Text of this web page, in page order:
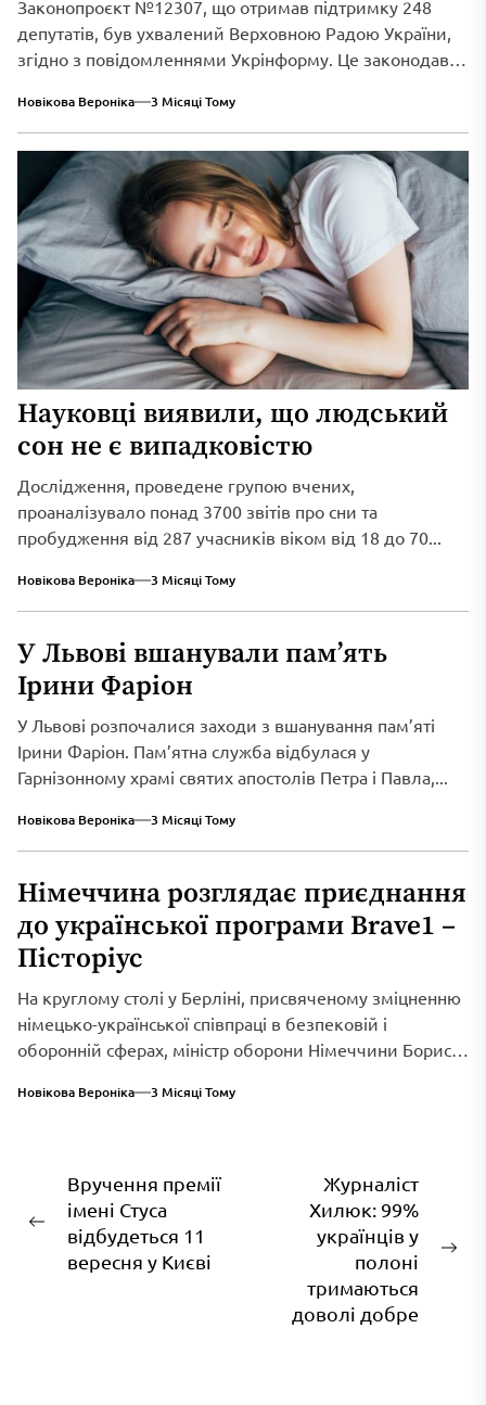
Законопроєкт №12307, що отримав підтримку 248
депутатів, був ухвалений Верховною Радою України,
згідно з повідомленнями Укрінформу. Це законодавче
Новікова Вероніка 3 Місяці Тому
Науковці виявили, що людський
сон не є випадковістю
Дослідження, проведене групою вчених,
проаналізувало понад 3700 звітів про сни та
пробудження від 287 учасників віком від 18 до 70...
Новікова Вероніка 3 Місяці Тому
У Львові вшанували пам’ять
Ірини Фаріон
У Львові розпочалися заходи з вшанування пам’яті
Ірини Фаріон. Пам’ятна служба відбулася у
Гарнізонному храмі святих апостолів Петра і Павла,...
Новікова Вероніка 3 Місяці Тому
Німеччина розглядає приєднання
до української програми Brave1 –
Пісторіус
На круглому столі у Берліні, присвяченому зміцненню
німецько-української співпраці в безпековій і
оборонній сферах, міністр оборони Німеччини Борис
Новікова Вероніка 3 Місяці Тому
Навігація
записів
Попередній
запис:
Вручення премії
імені Стуса
відбудеться 11
вересня у Києві
Журналіст
Хилюк: 99%
українців у
полоні
тримаються
доволі добре